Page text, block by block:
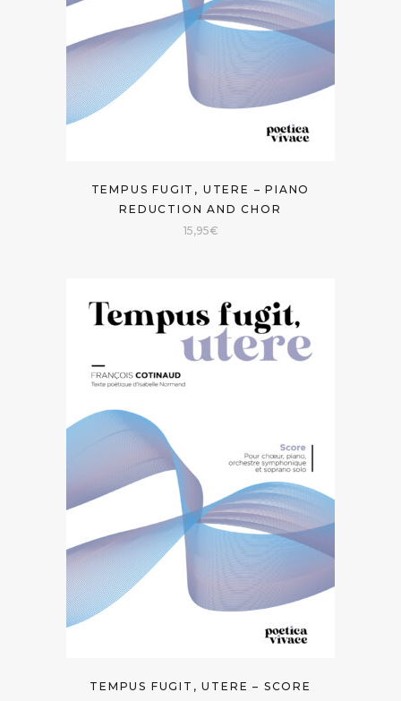
TEMPUS FUGIT, UTERE – PIANO
REDUCTION AND CHOR
15,95€
TEMPUS FUGIT, UTERE – SCORE